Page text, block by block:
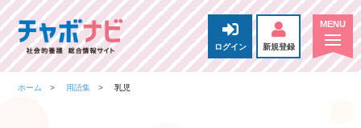
ログイン 新規登録
ホーム 用語集 乳児